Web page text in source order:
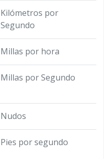
Kilómetros por
Segundo
Millas por hora
Millas por Segundo
Nudos
Pies por segundo